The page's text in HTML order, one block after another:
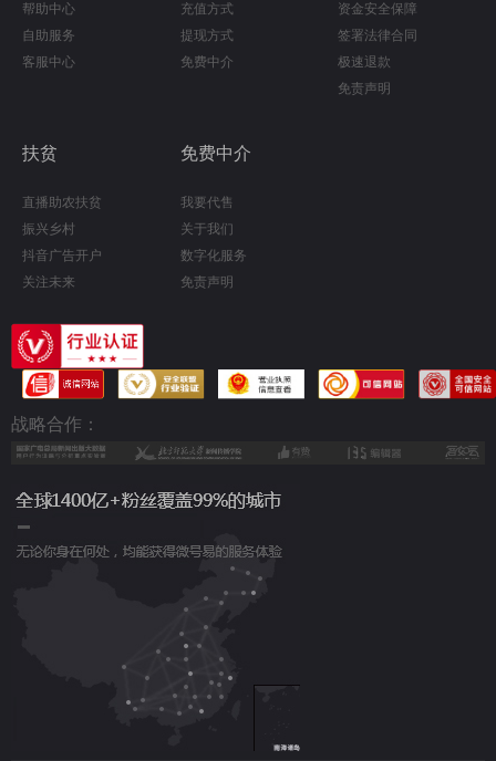
帮助中心
自助服务
客服中心
充值方式
提现方式
免费中介
资金安全保障
签署法律合同
极速退款
免责声明
扶贫
直播助农扶贫
振兴乡村
抖音广告开户
关注未来
免费中介
我要代售
关于我们
数字化服务
免责声明
战略合作：